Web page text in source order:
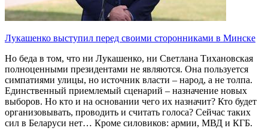
Лукашенко выступил перед своими сторонниками в Минске
Но беда в том, что ни Лукашенко, ни Светлана Тихановская
полноценными президентами не являются. Она пользуется
симпатиями улицы, но источник власти – народ, а не толпа.
Единственный приемлемый сценарий – назначение новых
выборов. Но кто и на основании чего их назначит? Кто будет
организовывать, проводить и считать голоса? Сейчас таких
сил в Беларуси нет… Кроме силовиков: армии, МВД и КГБ.